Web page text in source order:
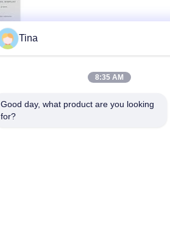
Tina
8:35 AM
Good day, what product are you looking
for?